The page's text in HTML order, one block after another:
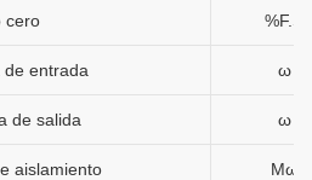
cero %F.S
de entrada ω
de salida ω
aislamiento Mω